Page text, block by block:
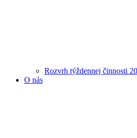
Rozvrh týždennej činnosti
O nás